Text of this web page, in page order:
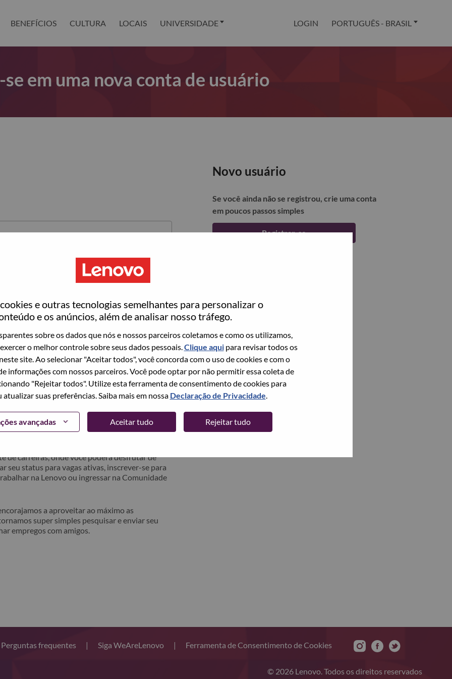
e outras tecnologias semelhantes para personalizar o
e os anúncios, além de analisar nosso tráfego.
sobre os dados que nós e nossos parceiros coletamos e como os utilizamos,
o melhor controle sobre seus dados pessoais.Clique aquipara revisar todos os
site. Ao selecionar "Aceitar todos", você concorda com o uso de cookies e com o
informações com nossos parceiros. Você pode optar por não permitir essa coleta de
"Rejeitar todos". Utilize esta ferramenta de consentimento de cookies para
atualizar suas preferências. Saiba mais em nossa Declaração de Privacidade.
avançadas Aceitar tudo Rejeitar tudo
BENEFÍCIOS CULTURA LOCAIS UNIVERSIDADE LOGIN PORTUGUÊS - BRASIL
em uma nova conta de usuário
no momento, temos seu e-mail salvo em nosso
redefinir e fazer login.
e/ou registrar-se como um novo usuário,
hrsupport@lenovo.com
com os detalhes do seu
de login do candidato" no assunto do e-
contato com você para obter suporte após a
de carreiras, onde você poderá desfrutar de
seu status para vagas ativas, inscrever-se para
na Lenovo ou ingressar na Comunidade
a aproveitar ao máximo as
super simples pesquisar e enviar seu
empregos com amigos.
Novo usuário
Se você ainda não se registrou, crie uma conta
em poucos passos simples
Registrar-se
Perguntas frequentes | Siga WeAreLenovo | Ferramenta de Consentimento de Cookies
© 2026 Lenovo. Todos os direitos reservados